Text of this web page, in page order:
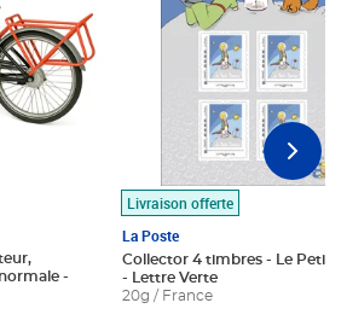
Livraison offerte
La Poste
Collector 4 timbres - Le Petit
- Lettre Verte
20g / France